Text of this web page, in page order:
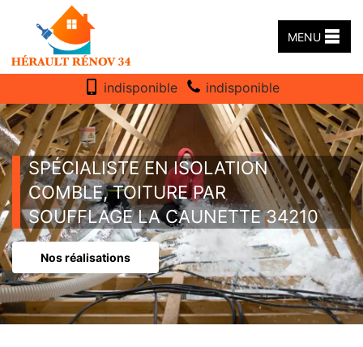
MENU
indisponible indisponible
SPÉCIALISTE EN ISOLATION
COMBLE, TOITURE PAR
SOUFFLAGE LA CAUNETTE 34210
Nos réalisations